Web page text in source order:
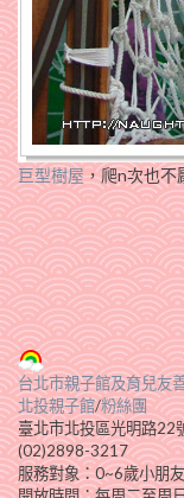
巨型樹屋，爬n次也不
台北市親子館及育兒友
北投親子館/粉絲團
臺北市北投區光明路22
(02)2898-3217
服務對象：0~6歲小朋友